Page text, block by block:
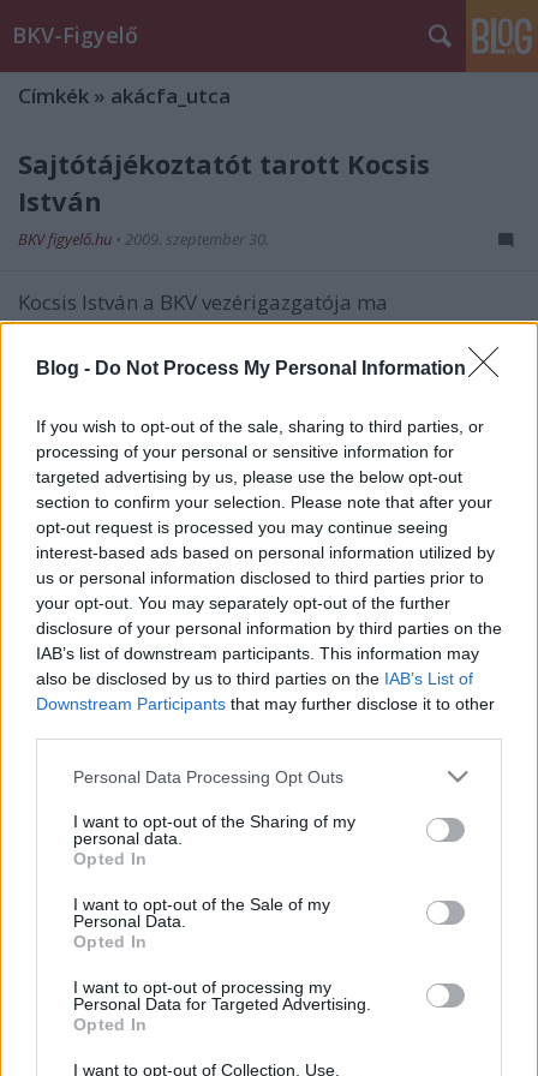
Blog - Do Not Process My Personal Information
If you wish to opt-out of the sale, sharing to third parties, or
processing of your personal or sensitive information for
targeted advertising by us, please use the below opt-out
section to confirm your selection. Please note that after your
opt-out request is processed you may continue seeing
interest-based ads based on personal information utilized by
us or personal information disclosed to third parties prior to
your opt-out. You may separately opt-out of the further
disclosure of your personal information by third parties on the
IAB’s list of downstream participants. This information may
also be disclosed by us to third parties on the IAB’s List of
Downstream Participants that may further disclose it to other
Please note that this website/app uses one or more Google
not limited to your visit or usage behaviour. You may click to
grant or deny consent to Google and its third-party tags to
use your data for below specified purposes in below Google
consent section.
Personal Data Processing Opt Outs
I want to opt-out of the Sharing of my
personal data.
Opted In
I want to opt-out of the Sale of my
Personal Data.
Opted In
I want to opt-out of processing my
Personal Data for Targeted Advertising.
Opted In
I want to opt-out of Collection, Use,
BKV-Figyelő
Címkék » akácfa_utca
Sajtótájékoztatót tarott Kocsis
István
BKV figyelő.hu • 2009. szeptember 30.
Kocsis István a BKV vezérigazgatója ma
sajtótájékoztatót tart az Akácfa utcai székházban. A
tájékoztató a BKV-szerződések, végkielégítések belső
vizsgálatának jelentéséről fog szólni. Mivel az
olvasóinak a Twitteren…
Nem fizethette be a büntetését
BKV figyelő.hu•2009. április 09.
Olvasónkat megbüntették a minap, mert lejárt a
bérlete. Nem akadékoskodott, átadta az iratait az
ellenőrnek, majd bement a BKV központba, hogy
rendezze a dolgot. A BKV kollégája szerint több régi
büntetései is van, amiről az utas nem tudott, ezért a
büntetést nem fizethette be…
45 perces gyötrelem az Akácfa
utcában
BKV figyelő.hu
A hétvégéi „Te se veszel jegyet a mesevillamosra” c.
megpróbál jegyet szerezni a BKV rendezvényére,
ezért az Akácfa utcába ment. A jegyvásárlási
procedúra 45 perc volt, ami alatt az ügyfelet
többször is megszívatták. Végül a…